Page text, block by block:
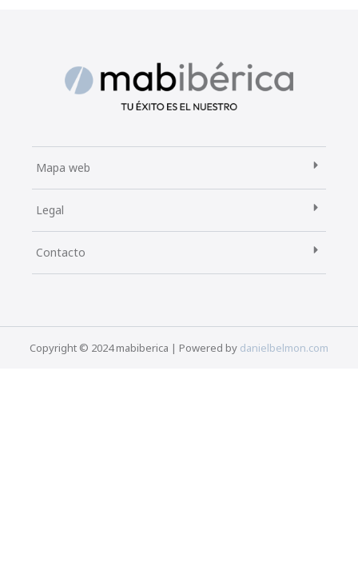
Mapa web
Legal
Contacto
Copyright © 2024 mabiberica | Powered by danielbelmon.com